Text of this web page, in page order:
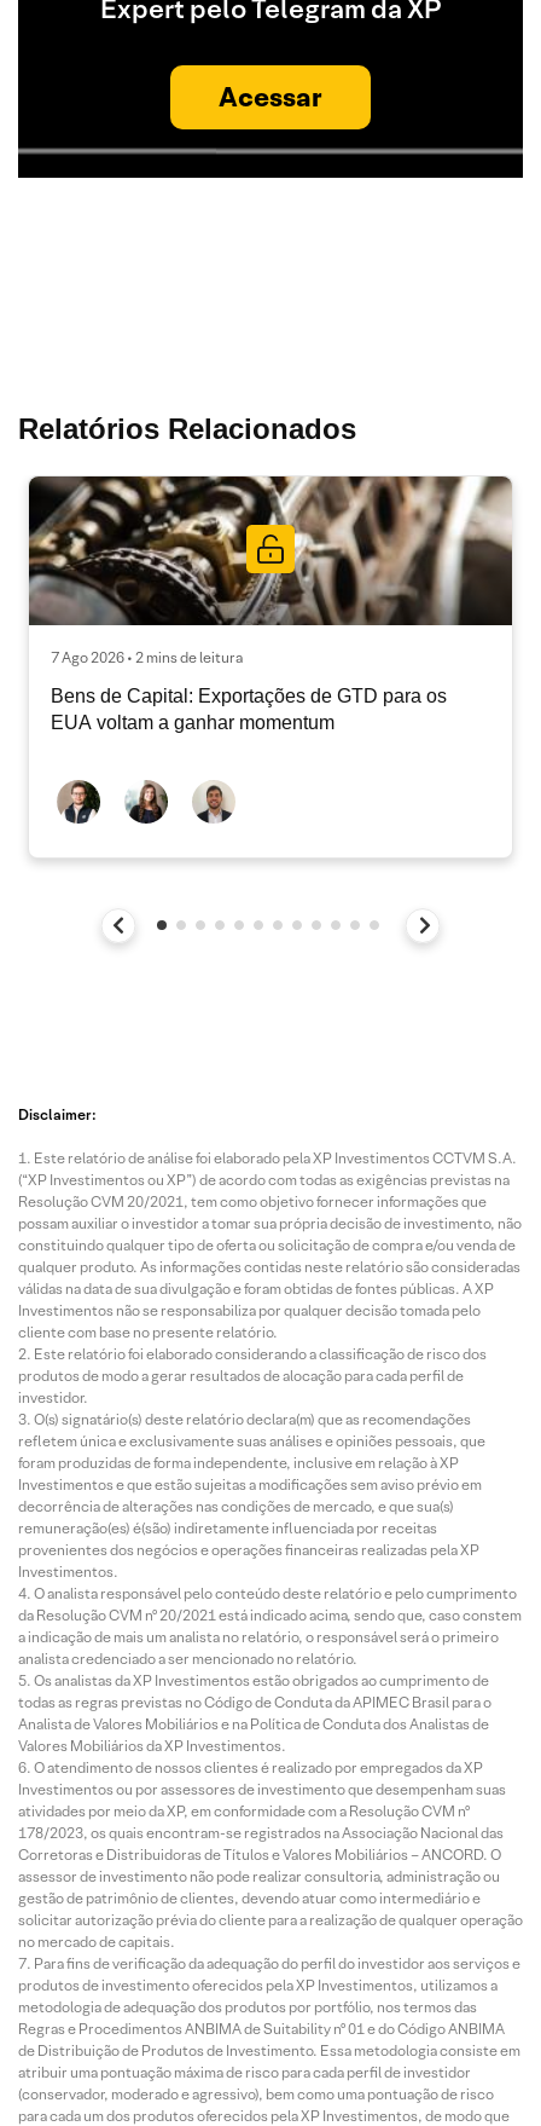
Expert pelo Telegram da XP
Acessar
Relatórios Relacionados
7 Ago 2026 • 2 mins de leitura
Bens de Capital: Exportações de GTD para os
EUA voltam a ganhar momentum
Disclaimer:
Este relatório de análise foi elaborado pela XP Investimentos CCTVM S.A.
(“XP Investimentos ou XP”) de acordo com todas as exigências previstas na
Resolução CVM 20/2021, tem como objetivo fornecer informações que
possam auxiliar o investidor a tomar sua própria decisão de investimento, não
constituindo qualquer tipo de oferta ou solicitação de compra e/ou venda de
qualquer produto. As informações contidas neste relatório são consideradas
válidas na data de sua divulgação e foram obtidas de fontes públicas. A XP
Investimentos não se responsabiliza por qualquer decisão tomada pelo
cliente com base no presente relatório.
Este relatório foi elaborado considerando a classificação de risco dos
produtos de modo a gerar resultados de alocação para cada perfil de
investidor.
O(s) signatário(s) deste relatório declara(m) que as recomendações
refletem única e exclusivamente suas análises e opiniões pessoais, que
foram produzidas de forma independente, inclusive em relação à XP
Investimentos e que estão sujeitas a modificações sem aviso prévio em
decorrência de alterações nas condições de mercado, e que sua(s)
remuneração(es) é(são) indiretamente influenciada por receitas
provenientes dos negócios e operações financeiras realizadas pela XP
Investimentos.
O analista responsável pelo conteúdo deste relatório e pelo cumprimento
da Resolução CVM nº 20/2021 está indicado acima, sendo que, caso constem
a indicação de mais um analista no relatório, o responsável será o primeiro
analista credenciado a ser mencionado no relatório.
Os analistas da XP Investimentos estão obrigados ao cumprimento de
todas as regras previstas no Código de Conduta da APIMEC Brasil para o
Analista de Valores Mobiliários e na Política de Conduta dos Analistas de
Valores Mobiliários da XP Investimentos.
O atendimento de nossos clientes é realizado por empregados da XP
Investimentos ou por assessores de investimento que desempenham suas
atividades por meio da XP, em conformidade com a Resolução CVM nº
178/2023, os quais encontram-se registrados na Associação Nacional das
Corretoras e Distribuidoras de Títulos e Valores Mobiliários – ANCORD. O
assessor de investimento não pode realizar consultoria, administração ou
gestão de patrimônio de clientes, devendo atuar como intermediário e
solicitar autorização prévia do cliente para a realização de qualquer operação
no mercado de capitais.
Para fins de verificação da adequação do perfil do investidor aos serviços e
produtos de investimento oferecidos pela XP Investimentos, utilizamos a
metodologia de adequação dos produtos por portfólio, nos termos das
Regras e Procedimentos ANBIMA de Suitability nº 01 e do Código ANBIMA
de Distribuição de Produtos de Investimento. Essa metodologia consiste em
atribuir uma pontuação máxima de risco para cada perfil de investidor
(conservador, moderado e agressivo), bem como uma pontuação de risco
para cada um dos produtos oferecidos pela XP Investimentos, de modo que